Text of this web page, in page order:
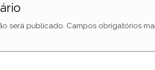
será publicado. Campos obrigatórios